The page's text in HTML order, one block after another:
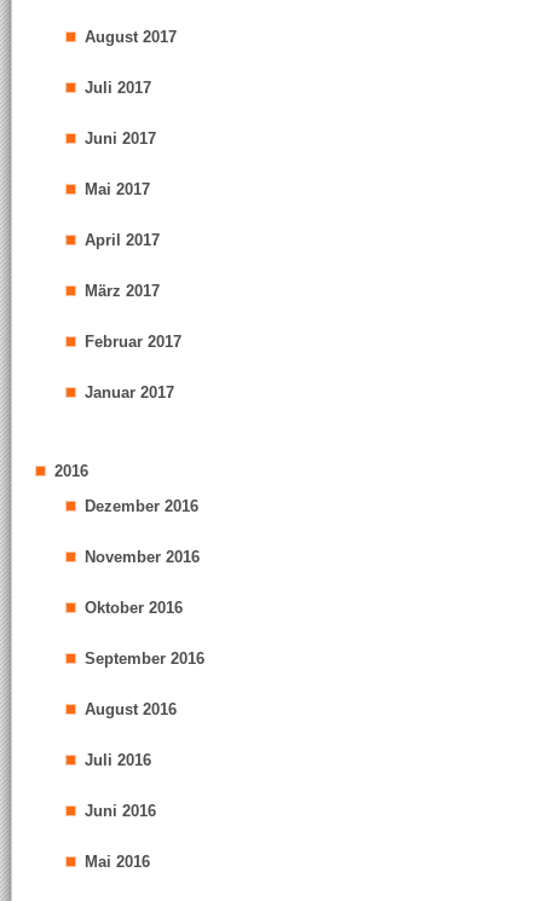
August 2017
Juli 2017
Juni 2017
Mai 2017
April 2017
März 2017
Februar 2017
Januar 2017
2016
Dezember 2016
November 2016
Oktober 2016
September 2016
August 2016
Juli 2016
Juni 2016
Mai 2016